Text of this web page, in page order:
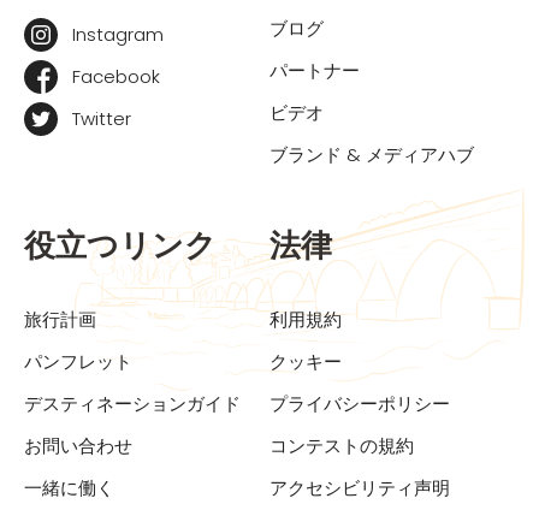
Instagram
Facebook
Twitter
ブログ
パートナー
ビデオ
ブランド & メディアハブ
役立つリンク
旅行計画
パンフレット
デスティネーションガイド
お問い合わせ
一緒に働く
法律
利用規約
クッキー
プライバシーポリシー
コンテストの規約
アクセシビリティ声明